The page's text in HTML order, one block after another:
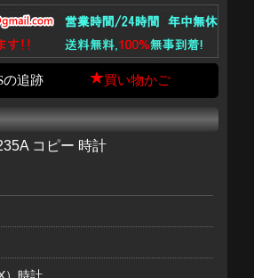
の追跡 買い物かご
コピー 時計
）時計